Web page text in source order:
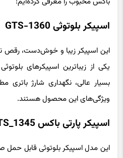
اسپیکر بلوتوثی GTS-1360
این اسپیکر زیبا و خوش‌دست، رقص
یکی از زیباترین اسپیکرهای
بسیار عالی، نگهداری شارژ
ویژگی‌های این محصول هستند.
اسپیکر پارتی باکس Great Nice GTS_1345
این‌ مدل اسپیکر بلوتوثی قابل حمل